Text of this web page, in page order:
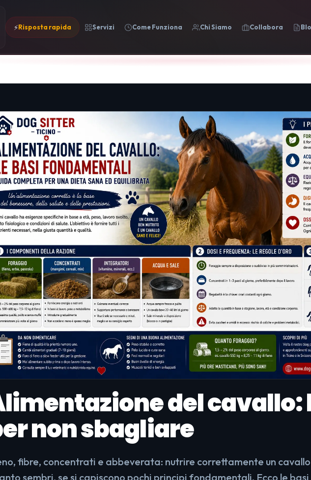
⚡Risposta rapida Servizi Come Funziona Chi Siamo Collabora
del cavallo:
non sbagliare
fibre, concentrati e abbeverata: nutrire correttamente un cavallo
sembri, se si capiscono pochi principi fondamentali. Ecco le basi